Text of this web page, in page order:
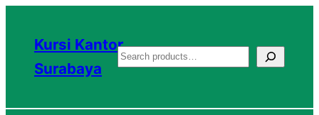
konten
Kursi Kantor
Surabaya
S
a